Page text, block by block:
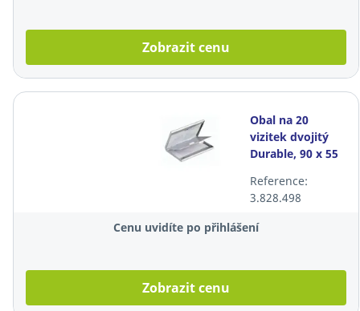
Zobrazit cenu
Obal na 20
vizitek dvojitý
Durable, 90 x 55
Reference:
3.828.498
Cenu uvidíte po přihlášení
Zobrazit cenu